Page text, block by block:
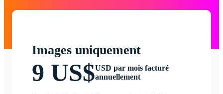
Images uniquement
9 US$USD par mois facturé
annuellement